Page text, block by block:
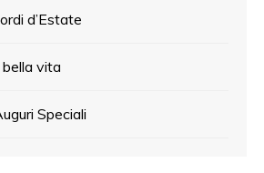
d’Estate
vita
Speciali